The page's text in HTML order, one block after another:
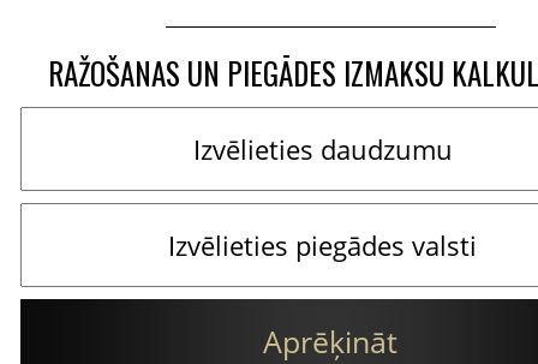
RAŽOŠANAS UN PIEGĀDES IZMAKSU
Aprēķināt